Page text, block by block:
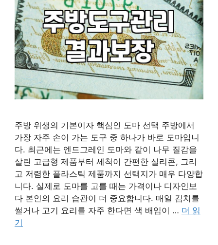
주방 위생의 기본이자 핵심인 도마 선택 주방에서
가장 자주 손이 가는 도구 중 하나가 바로 도마입니
다. 최근에는 엔드그레인 도마와 같이 나무 질감을
살린 고급형 제품부터 세척이 간편한 실리콘, 그리
고 저렴한 플라스틱 제품까지 선택지가 매우 다양합
니다. 실제로 도마를 고를 때는 가격이나 디자인보
다 본인의 요리 습관이 더 중요합니다. 매일 김치를
썰거나 고기 요리를 자주 한다면 색 배임이 … 더 읽
기